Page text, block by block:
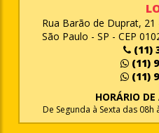
Rua Barão de Duprat, 21
São Paulo - SP - CEP
(11)
(11)
(11)
HORÁRIO
De Segunda à Sexta das